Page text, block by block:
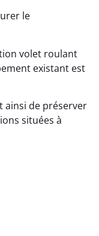
le
volet roulant
existant est
ainsi de préserver
situées à